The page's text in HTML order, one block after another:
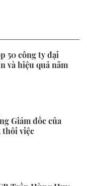
50 công ty đại
và hiệu quả năm
Giám đốc của
thôi việc